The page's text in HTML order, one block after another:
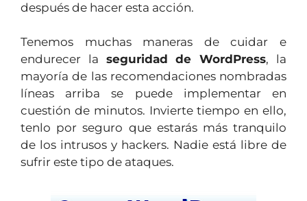
después de hacer esta acción.
Tenemos muchas maneras de cuidar e
endurecer la seguridad de WordPress, la
mayoría de las recomendaciones nombradas
líneas arriba se puede implementar en
cuestión de minutos. Invierte tiempo en ello,
tenlo por seguro que estarás más tranquilo
de los intrusos y hackers. Nadie está libre de
sufrir este tipo de ataques.